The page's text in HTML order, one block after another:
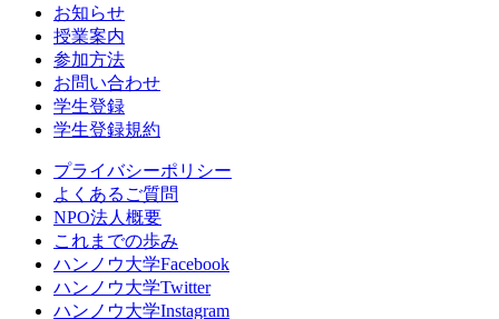
お知らせ
授業案内
参加方法
お問い合わせ
学生登録
学生登録規約
プライバシーポリシー
よくあるご質問
NPO法人概要
これまでの歩み
ハンノウ大学Facebook
ハンノウ大学Twitter
ハンノウ大学Instagram